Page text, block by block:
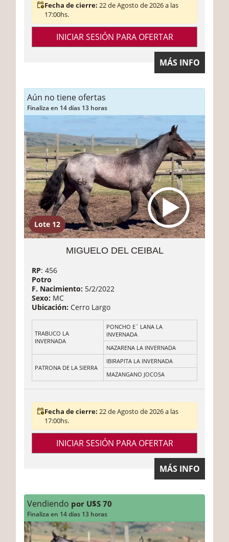
Fecha de cierre: 22 de Agosto de 2026 a las
17:00hs.
INICIAR SESIÓN PARA OFERTAR
MÁS INFO
Aún no tiene ofertas
Finaliza en 14 días 13 horas
Lote 12
MIGUELO DEL CEIBAL
RP: 456
Potro
F. Nacimiento: 5/2/2022
Sexo: MC
Ubicación: Cerro Largo
TRABUCO LA
INVERNADA
PONCHO E´ LANA LA
INVERNADA
NAZARENA LA INVERNADA
PATRONA DE LA SIERRA
IBIRAPITA LA INVERNADA
MAZANGANO JOCOSA
Fecha de cierre: 22 de Agosto de 2026 a las
17:00hs.
INICIAR SESIÓN PARA OFERTAR
MÁS INFO
Vendiendo por U$S 70
Finaliza en 14 días 13 horas